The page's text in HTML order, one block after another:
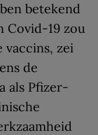
betekend
Covid-19 zou
zei
de
als Pfizer-